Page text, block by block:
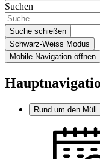
Suchen
Suche schießen
Schwarz-Weiss Modus
Mobile Navigation öffnen
Rund um den Müll